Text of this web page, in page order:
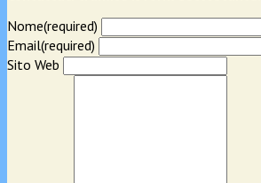
Nome(required)
Email(required)
Sito Web